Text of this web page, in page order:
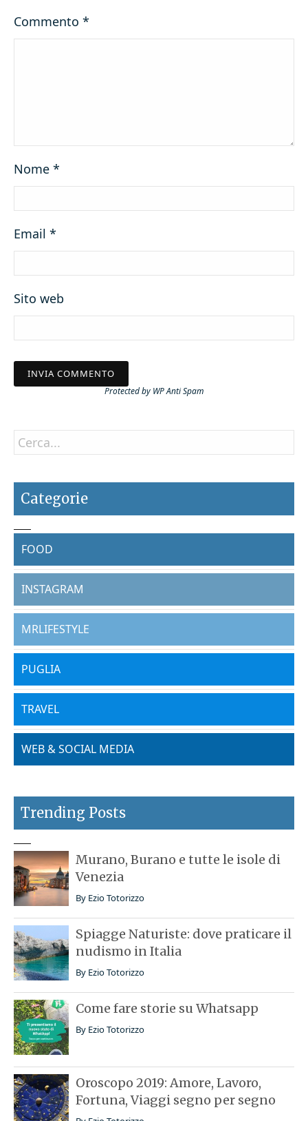
Commento *
Nome *
Email *
Sito web
Protected by WP Anti Spam
Categorie
FOOD
INSTAGRAM
MRLIFESTYLE
PUGLIA
TRAVEL
WEB & SOCIAL MEDIA
Trending Posts
Murano, Burano e tutte le isole di
Venezia
By Ezio Totorizzo
Spiagge Naturiste: dove praticare il
nudismo in Italia
By Ezio Totorizzo
Come fare storie su Whatsapp
By Ezio Totorizzo
Oroscopo 2019: Amore, Lavoro,
Fortuna, Viaggi segno per segno